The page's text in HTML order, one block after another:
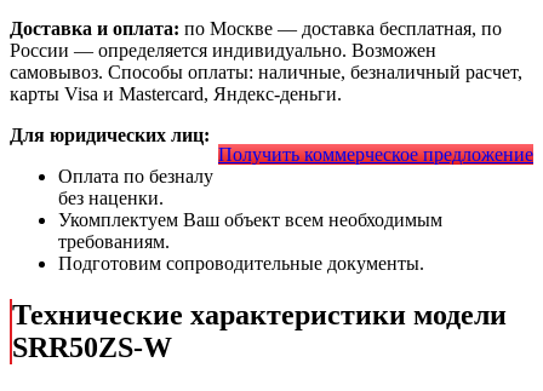
Доставка и оплата: по Москве — доставка бесплатная, по
России — определяется индивидуально. Возможен
самовывоз. Способы оплаты: наличные, безналичный расчет,
карты Visa и Mastercard, Яндекс-деньги.
Получить коммерческое предложение
Для юридических лиц:
Оплата по безналу
без наценки.
Укомплектуем Ваш объект всем необходимым
требованиям.
Подготовим сопроводительные документы.
Технические характеристики модели
SRR50ZS-W